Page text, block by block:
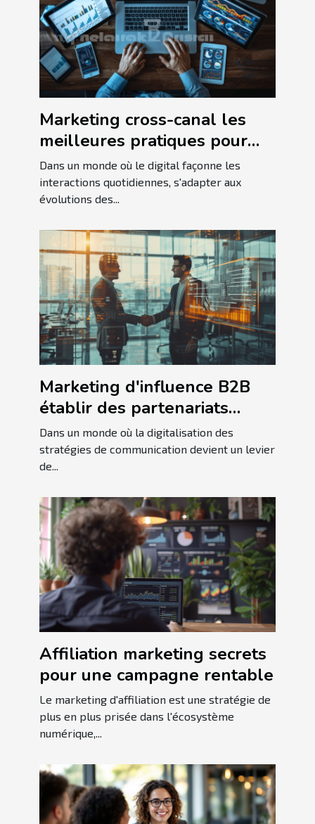
Marketing cross-canal les
meilleures pratiques pour
une audience
multiplateforme
Dans un monde où le digital façonne les
interactions quotidiennes, s'adapter aux
évolutions des...
Marketing d'influence B2B
établir des partenariats
stratégiques pour une
croissance exponentielle
Dans un monde où la digitalisation des
stratégies de communication devient un levier
de...
Affiliation marketing secrets
pour une campagne rentable
Le marketing d'affiliation est une stratégie de
plus en plus prisée dans l'écosystème
numérique,...